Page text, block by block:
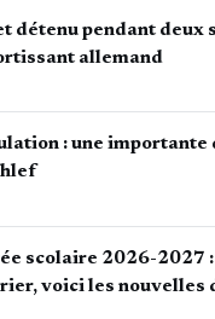
détenu pendant deux
allemand
: une importante
scolaire 2026-2027
voici les nouvelles